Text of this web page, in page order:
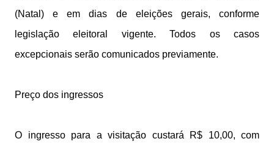
(Natal) e em dias de eleições gerais, conforme
legislação eleitoral vigente. Todos os casos
excepcionais serão comunicados previamente.
Preço dos ingressos
O ingresso para a visitação custará R$ 10,00, com